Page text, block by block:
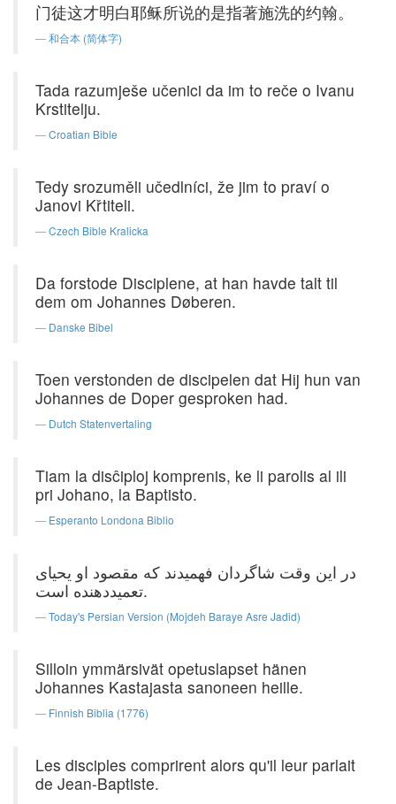
门徒这才明白耶稣所说的是指著施洗的约翰。
和合本 (简体字)
Tada razumješe učenici da im to reče o Ivanu
Krstitelju.
Croatian Bible
Tedy srozuměli učedlníci, že jim to praví o
Janovi Křtiteli.
Czech Bible Kralicka
Da forstode Disciplene, at han havde talt til
dem om Johannes Døberen.
Danske Bibel
Toen verstonden de discipelen dat Hij hun van
Johannes de Doper gesproken had.
Dutch Statenvertaling
Tiam la disĉiploj komprenis, ke li parolis al ili
pri Johano, la Baptisto.
Esperanto Londona Biblio
در این وقت شاگردان فهمیدند كه مقصود او یحیای
تعمید‌دهنده است.
Today's Persian Version (Mojdeh Baraye Asre Jadid)
Silloin ymmärsivät opetuslapset hänen
Johannes Kastajasta sanoneen heille.
Finnish Biblia (1776)
Les disciples comprirent alors qu'il leur parlait
de Jean-Baptiste.